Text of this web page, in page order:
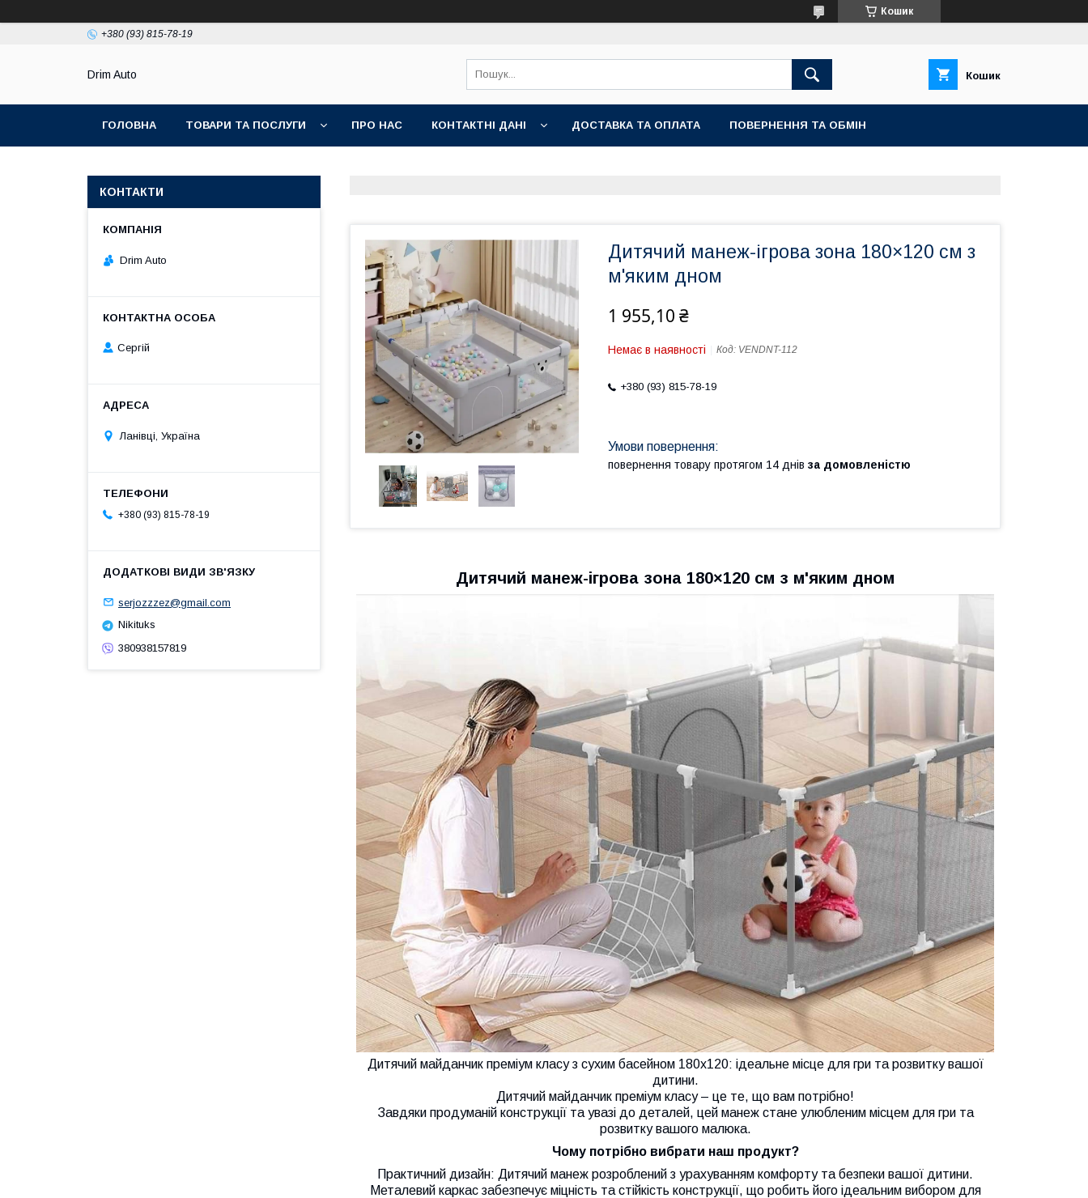
Кошик
+380 (93) 815-78-19
Drim Auto Кошик
ГОЛОВНА ТОВАРИ ТА ПОСЛУГИ ПРО НАС КОНТАКТНІ ДАНІ ДОСТАВКА ТА ОПЛАТА ПОВЕРНЕННЯ ТА ОБМІН
Дитячий манеж-ігрова зона 180×120 см з
м'яким дном
1 955,10 ₴
Немає в наявності Код: VENDNT-112
+380 (93) 815-78-19
повернення товару протягом 14 днів за домовленістю
Дитячий манеж-ігрова зона 180×120 см з м'яким дном
Дитячий майданчик преміум класу з сухим басейном 180х120: ідеальне місце для гри та розвитку вашої
дитини.
Дитячий майданчик преміум класу – це те, що вам потрібно!
Завдяки продуманій конструкції та увазі до деталей, цей манеж стане улюбленим місцем для гри та
розвитку вашого малюка.
Чому потрібно вибрати наш продукт?
Практичний дизайн: Дитячий манеж розроблений з урахуванням комфорту та безпеки вашої дитини.
Металевий каркас забезпечує міцність та стійкість конструкції, що робить його ідеальним вибором для
КОНТАКТИ
Drim Auto
Сергій
Ланівці, Україна
+380 (93) 815-78-19
serjozzzez@gmail.com
Nikituks
380938157819